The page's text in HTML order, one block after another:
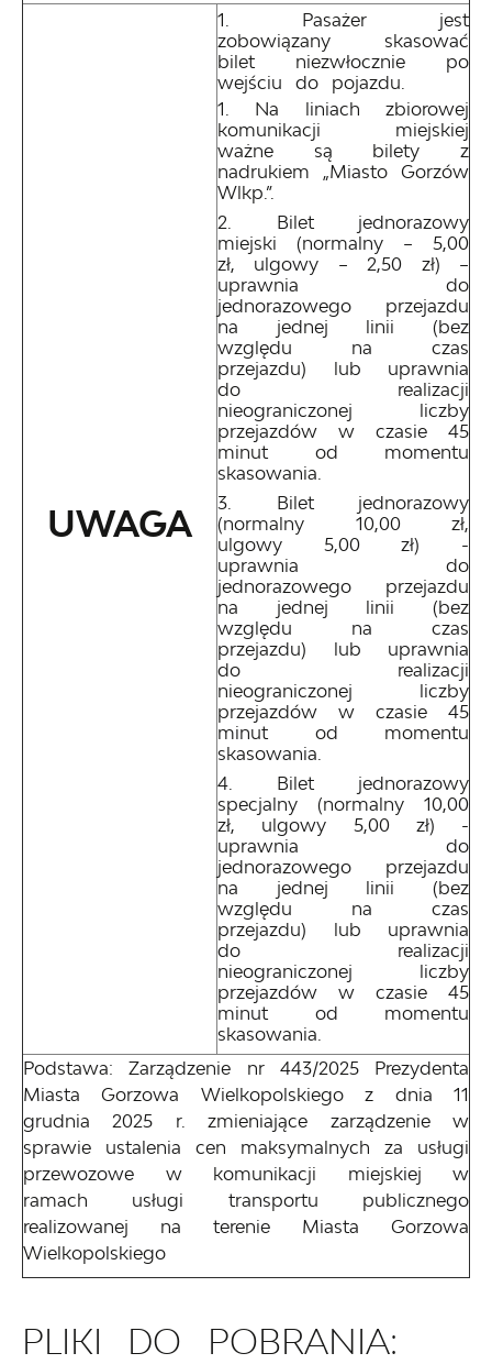
UWAGA
Pasażer jest
zobowiązany skasować
bilet niezwłocznie po
wejściu do pojazdu.
Na liniach zbiorowej
komunikacji miejskiej
ważne są bilety z
nadrukiem „Miasto Gorzów
Wlkp.”.
Bilet jednorazowy
miejski (normalny – 5,00
zł, ulgowy – 2,50 zł) –
uprawnia do
jednorazowego przejazdu
na jednej linii (bez
względu na czas
przejazdu) lub uprawnia
do realizacji
nieograniczonej liczby
przejazdów w czasie 45
minut od momentu
skasowania.
Bilet jednorazowy
(normalny 10,00 zł,
ulgowy 5,00 zł) -
uprawnia do
jednorazowego przejazdu
na jednej linii (bez
względu na czas
przejazdu) lub uprawnia
do realizacji
nieograniczonej liczby
przejazdów w czasie 45
minut od momentu
skasowania.
Bilet jednorazowy
specjalny (normalny 10,00
zł, ulgowy 5,00 zł) -
uprawnia do
jednorazowego przejazdu
na jednej linii (bez
względu na czas
przejazdu) lub uprawnia
do realizacji
nieograniczonej liczby
przejazdów w czasie 45
minut od momentu
skasowania.
Podstawa: Zarządzenie nr 443/2025 Prezydenta
Miasta Gorzowa Wielkopolskiego z dnia 11
grudnia 2025 r. zmieniające zarządzenie w
sprawie ustalenia cen maksymalnych za usługi
przewozowe w komunikacji miejskiej w
ramach usługi transportu publicznego
realizowanej na terenie Miasta Gorzowa
Wielkopolskiego
PLIKI DO POBRANIA: